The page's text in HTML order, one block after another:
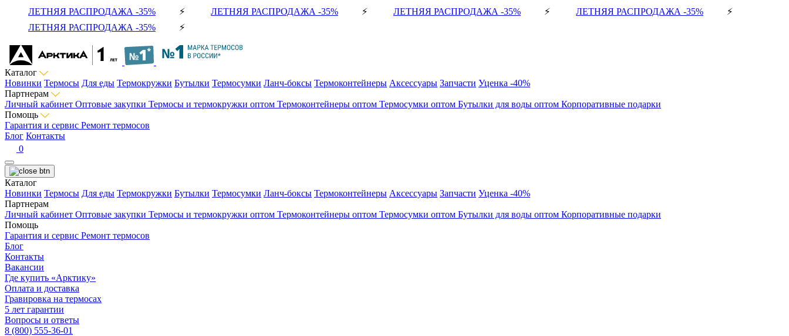
ЛЕТНЯЯ РАСПРОДАЖА -35% ⚡ ЛЕТНЯЯ РАСПРОДАЖА -35% ⚡ ЛЕТНЯЯ РАСПРОДАЖА -35% ⚡ ЛЕТНЯЯ РАСПРОДАЖА -35% ⚡
ЛЕТНЯЯ РАСПРОДАЖА -35% ⚡
Каталог
Новинки Термосы Для еды Термокружки Бутылки Термосумки Ланч-боксы Термоконтейнеры Аксессуары Запчасти Уценка -40%
Партнерам
Личный кабинет Оптовые закупки Термосы и термокружки оптом Термоконтейнеры оптом Термосумки оптом Бутылки для воды оптом Корпоративные подарки
Помощь
Гарантия и сервис Ремонт термосов
Блог Контакты
0
Каталог
Новинки Термосы Для еды Термокружки Бутылки Термосумки Ланч-боксы Термоконтейнеры Аксессуары Запчасти Уценка -40%
Партнерам
Личный кабинет Оптовые закупки Термосы и термокружки оптом Термоконтейнеры оптом Термосумки оптом Бутылки для воды оптом Корпоративные подарки
Помощь
Гарантия и сервис Ремонт термосов
Блог
Контакты
Вакансии
Где купить «Арктику»
Оплата и доставка
Гравировка на термосах
5 лет гарантии
Вопросы и ответы
8 (800) 555-36-01